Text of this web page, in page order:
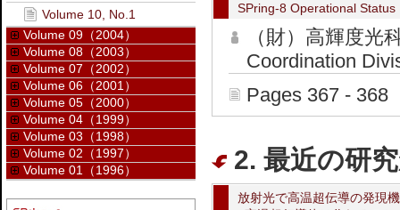
SPring-8 Operational Status
（財）高輝度
Coordination
Pages 367 - 368
2. 最近の研
放射光で高温超伝導の発現
Volume 10, No.1
Volume 09（2004）
Volume 08（2003）
Volume 07（2002）
Volume 06（2001）
Volume 05（2000）
Volume 04（1999）
Volume 03（1998）
Volume 02（1997）
Volume 01（1996）